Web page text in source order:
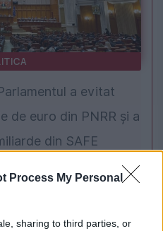
Process My Personal
sharing to third parties, or
a evitat
de euro din PNRR și a
din SAFE